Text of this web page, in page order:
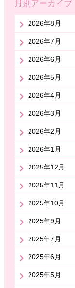
月別アーカイブ
2026年8月
2026年7月
2026年6月
2026年5月
2026年4月
2026年3月
2026年2月
2026年1月
2025年12月
2025年11月
2025年10月
2025年9月
2025年7月
2025年6月
2025年5月